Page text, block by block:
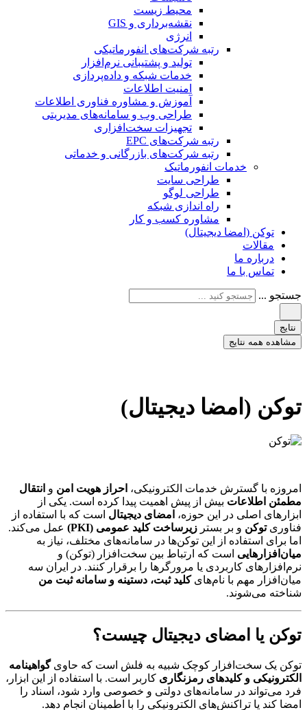
محیط زیست
نقشه‌برداری و GIS
انرژی
رتبه شرکت‌های انفورماتیکی
تولید و پشتیبانی نرم‌افزار
خدمات شبکه و داده‌پردازی
امنیت اطلاعات
آموزش و مشاوره فناوری اطلاعات
طراحی وب و سامانه‌های مدیریتی
تجهیزات سخت‌افزاری
رتبه شرکت‌های EPC
رتبه شرکت‌های بازرگانی و خدماتی
خدمات انفورماتیک
طراحی سایت
طراحی لوگو
راه اندازی شبکه
مشاوره کسب و کار
توکن (امضا دیجیتال)
مقالات
درباره ما
تماس با ما
جستجو ...
نتایج
مشاهده همه نتایج
توکن (امضا دیجیتال)
امروزه با گسترش خدمات الکترونیکی، احراز هویت امن و انتقال
مطمئن اطلاعات بیش از پیش اهمیت پیدا کرده است. یکی از
ابزارهای اصلی در این حوزه، امضای دیجیتال است که با استفاده از
فناوریتوکن و بر بستر زیرساخت کلید عمومی (PKI)
عمل می‌کند.
اما برای استفاده از این توکن‌ها در سامانه‌های مختلف، نیاز به
میان‌افزارهایی است که ارتباط بین سخت‌افزار (توکن) و
نرم‌افزارهای کاربردی یا مرورگرها را برقرار کنند. در ایران سه
میان‌افزار مهم با نام‌هایکلید ثبت، دستینه و سامانه ثبت من
شناخته می‌شوند.
توکن یا امضای دیجیتال چیست؟
توکن یک سخت‌افزار کوچک شبیه به فلش است که حاویگواهینامه
الکترونیکی و کلیدهای رمزنگاری کاربر است. با استفاده از این ابزار،
فرد می‌تواند در سامانه‌های دولتی و خصوصی وارد شود، اسناد را
امضا کند یا تراکنش‌های الکترونیکی را با اطمینان انجام دهد.